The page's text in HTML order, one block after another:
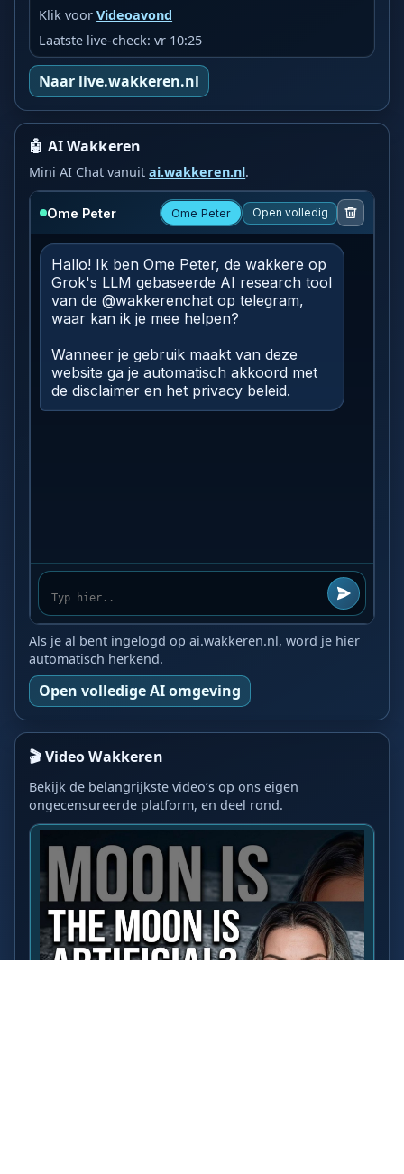
Klik voorVideoavond
Laatste live-check: vr 10:25
Naar live.wakkeren.nl
🤖 AI Wakkeren
Mini AI Chat vanuitai.wakkeren.nl.
Als je al bent ingelogd op ai.wakkeren.nl, word je hier
automatisch herkend.
Open volledige AI omgeving
🎬 Video Wakkeren
Bekijk de belangrijkste video’s op ons eigen
ongecensureerde platform, en deel rond.